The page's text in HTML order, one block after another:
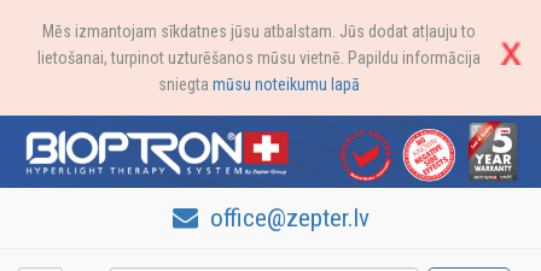
Mēs izmantojam sīkdatnes jūsu atbalstam. Jūs dodat atļauju to
lietošanai, turpinot uzturēšanos mūsu vietnē. Papildu informācija
sniegta mūsu noteikumu lapā
office@zepter.lv